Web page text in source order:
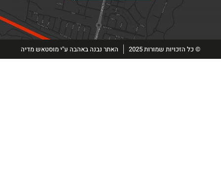
© כל הזכויות שמורות 2025 האתר נבנה באהבה ע"י מוסטאש מדיה